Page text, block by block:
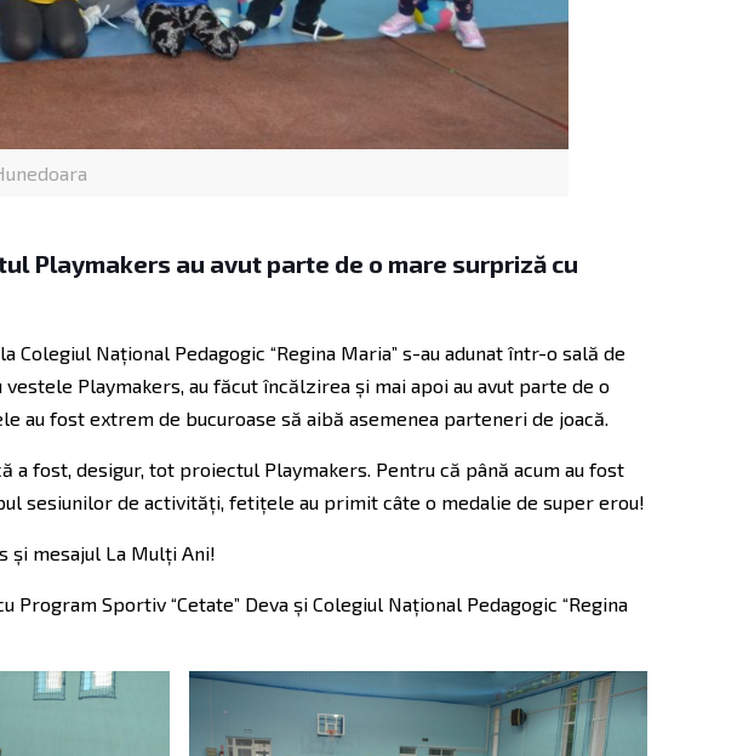
Playmakers au avut parte de o mare surpriză cu
Național Pedagogic “Regina Maria” s-au adunat într-o sală de
Playmakers, au făcut încălzirea și mai apoi au avut parte de o
fost extrem de bucuroase să aibă asemenea parteneri de joacă.
fost, desigur, tot proiectul Playmakers. Pentru că până acum au fost
sesiunilor de activități, fetițele au primit câte o medalie de super erou!
și mesajul La Mulți Ani!
Sportiv “Cetate” Deva și Colegiul Național Pedagogic “Regina